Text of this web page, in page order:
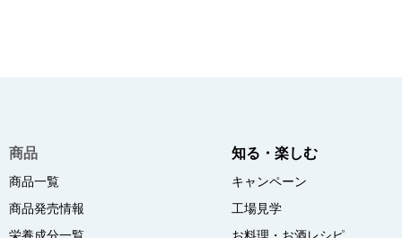
商品
商品一覧
商品発売情報
栄養成分一覧
知る・楽しむ
キャンペーン
工場見学
お料理・お酒レシピ